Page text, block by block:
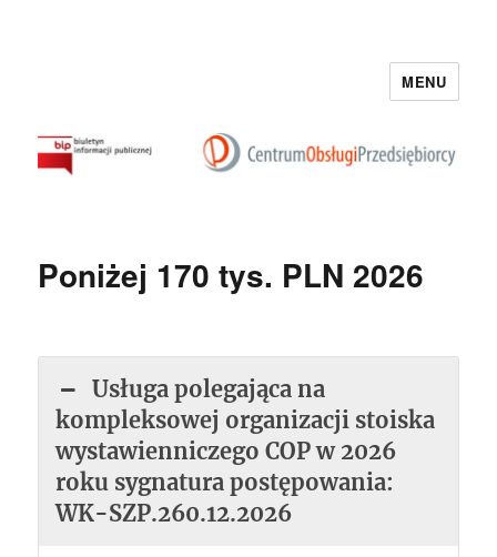
BIP Centrum Obsługi Przedsiębiorcy
MENU
Poniżej 170 tys. PLN 2026
Usługa polegająca na
kompleksowej organizacji stoiska
wystawienniczego COP w 2026
roku sygnatura postępowania:
WK-SZP.260.12.2026